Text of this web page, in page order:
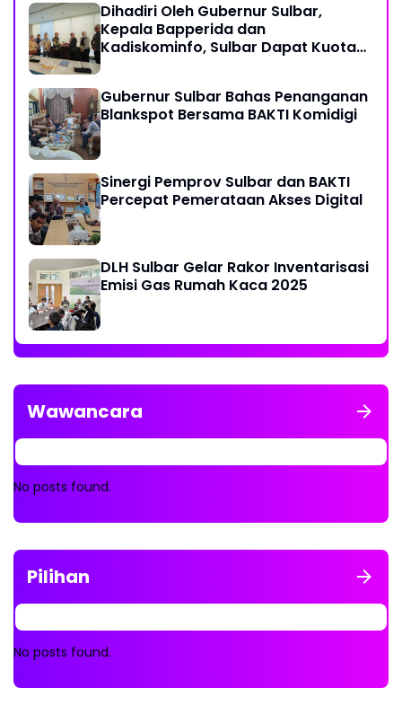
Dihadiri Oleh Gubernur Sulbar,
Kepala Bapperida dan
Kadiskominfo, Sulbar Dapat Kuota
Gubernur Sulbar Bahas Penanganan
Blankspot Bersama BAKTI Komidigi
Sinergi Pemprov Sulbar dan BAKTI
Percepat Pemerataan Akses Digital
DLH Sulbar Gelar Rakor Inventarisasi
Emisi Gas Rumah Kaca 2025
Wawancara
No posts found.
Pilihan
No posts found.